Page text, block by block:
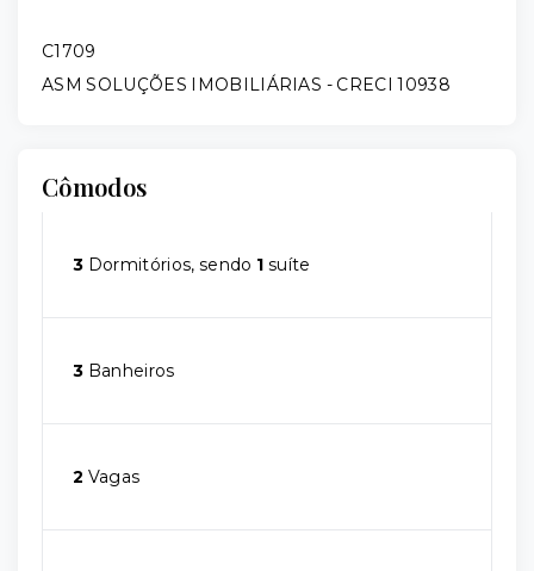
C1709
ASM SOLUÇÕES IMOBILIÁRIAS - CRECI 10938
Cômodos
3 Dormitórios, sendo 1 suíte
3 Banheiros
2 Vagas